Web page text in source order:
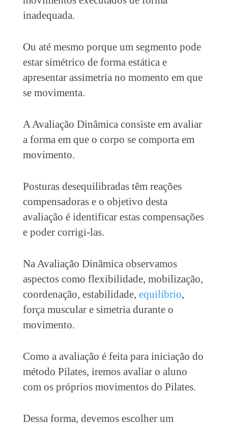
inadequada.
Ou até mesmo porque um segmento pode
estar simétrico de forma estática e
apresentar assimetria no momento em que
se movimenta.
A Avaliação Dinâmica consiste em avaliar
a forma em que o corpo se comporta em
movimento.
Posturas desequilibradas têm reações
compensadoras e o objetivo desta
avaliação é identificar estas compensações
e poder corrigi-las.
Na Avaliação Dinâmica observamos
aspectos como flexibilidade, mobilização,
coordenação, estabilidade, equilíbrio,
força muscular e simetria durante o
movimento.
Como a avaliação é feita para iniciação do
método Pilates, iremos avaliar o aluno
com os próprios movimentos do Pilates.
Dessa forma, devemos escolher um